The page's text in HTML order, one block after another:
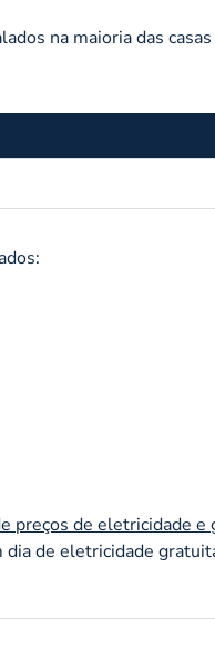
na maioria das
preços de eletricidade e
de eletricidade